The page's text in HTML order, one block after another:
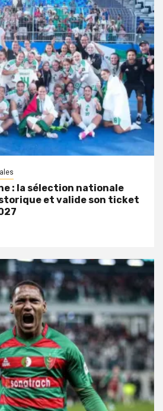
: la sélection nationale
et valide son ticket